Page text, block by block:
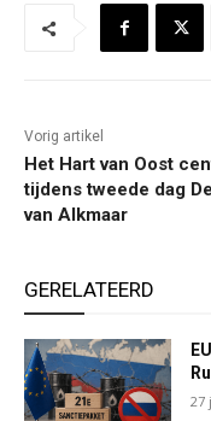
Vorig artikel
Het Hart van Oost
tijdens tweede dag
van Alkmaar
GERELATEERD
27